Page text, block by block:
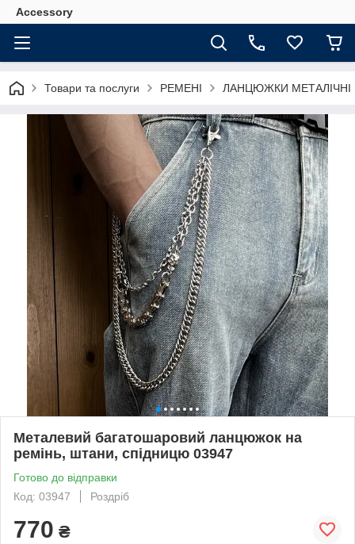
Accessory
Товари та послуги РЕМЕНІ ЛАНЦЮЖКИ МЕТАЛІЧНІ
Металевий багатошаровий ланцюжок на
ремінь, штани, спідницю 03947
Готово до відправки
Код: 03947
Роздріб
770 ₴